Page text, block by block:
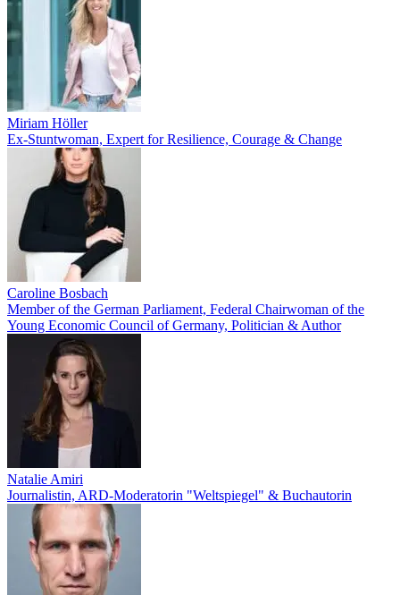
Miriam Höller
Ex-Stuntwoman, Expert for Resilience, Courage & Change
Caroline Bosbach
Member of the German Parliament, Federal Chairwoman of the
Young Economic Council of Germany, Politician & Author
Natalie Amiri
Journalistin, ARD-Moderatorin "Weltspiegel" & Buchautorin